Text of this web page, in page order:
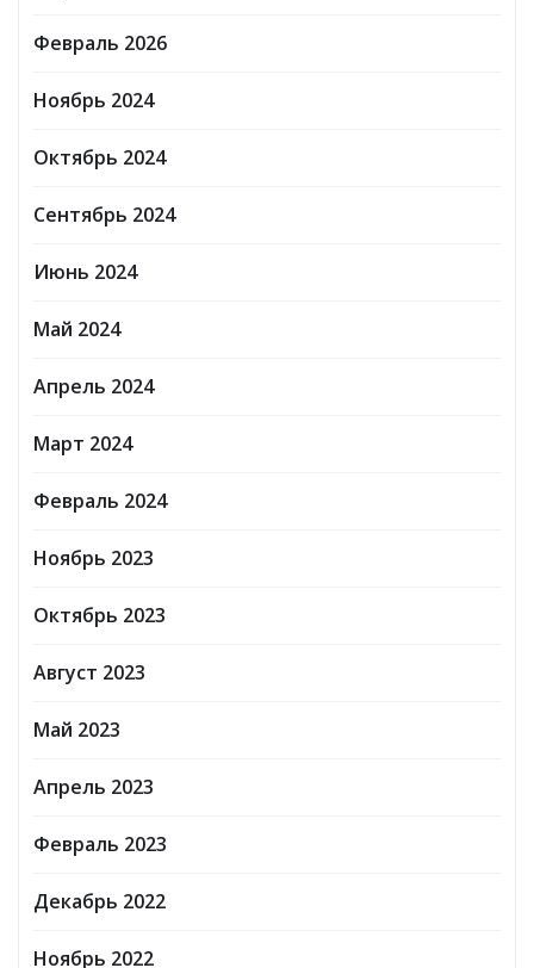
Февраль 2026
Ноябрь 2024
Октябрь 2024
Сентябрь 2024
Июнь 2024
Май 2024
Апрель 2024
Март 2024
Февраль 2024
Ноябрь 2023
Октябрь 2023
Август 2023
Май 2023
Апрель 2023
Февраль 2023
Декабрь 2022
Ноябрь 2022